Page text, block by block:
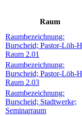
Raum
Raumbezeichnung:
Burscheid; Pastor-Löh-
Raum 2.01
Raumbezeichnung:
Burscheid; Pastor-Löh-
Raum 2.03
Raumbezeichnung:
Burscheid; Stadtwerke;
Seminarraum